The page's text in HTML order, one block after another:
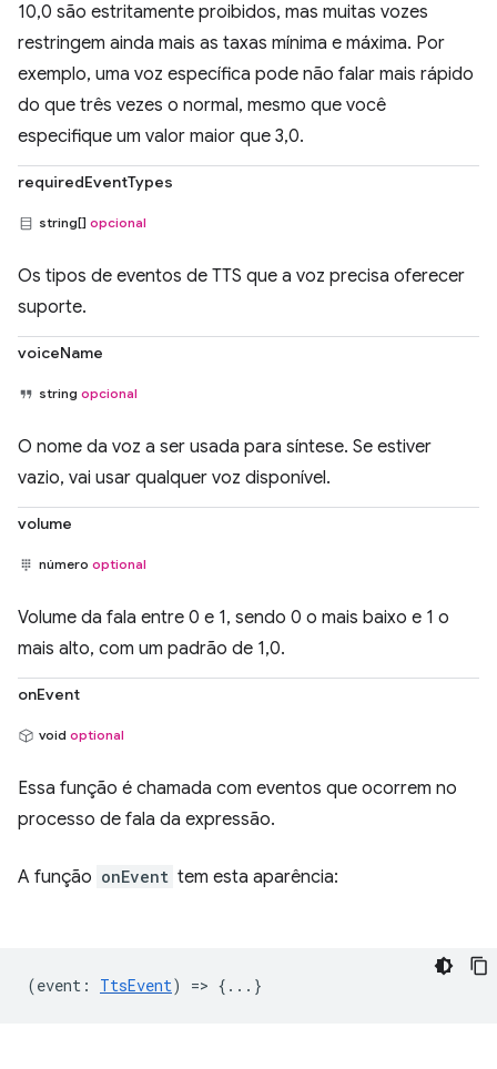
10,0 são estritamente proibidos, mas muitas vozes
restringem ainda mais as taxas mínima e máxima. Por
exemplo, uma voz específica pode não falar mais rápido
do que três vezes o normal, mesmo que você
especifique um valor maior que 3,0.
requiredEventTypes
string[] opcional
Os tipos de eventos de TTS que a voz precisa oferecer
suporte.
voiceName
string opcional
O nome da voz a ser usada para síntese. Se estiver
vazio, vai usar qualquer voz disponível.
volume
número optional
Volume da fala entre 0 e 1, sendo 0 o mais baixo e 1 o
mais alto, com um padrão de 1,0.
onEvent
void optional
Essa função é chamada com eventos que ocorrem no
processo de fala da expressão.
A função onEvent tem esta aparência:
(event : TtsEvent) => {...}